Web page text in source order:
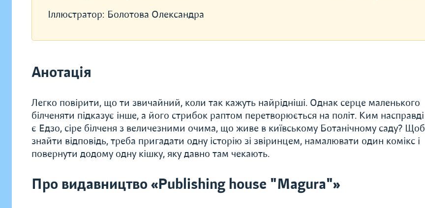
Іллюстратор: Болотова Олександра
Анотація
Легко повірити, що ти звичайний, коли так кажуть найрідніші. Однак серце маленького
білченяти підказує інше, а його стрибок раптом перетворюється на політ. Ким насправді
є Едзо, сіре білченя з величезними очима, що живе в київському Ботанічному саду? Щоб
знайти відповідь, треба пригадати одну історію зі звіринцем, намалювати один комікс і
повернути додому одну кішку, яку давно там чекають.
Про видавництво «Publishing house "Magura"»